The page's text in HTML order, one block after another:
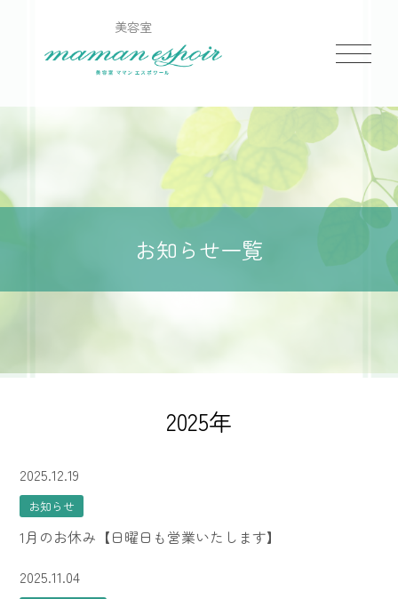
美容室
お知らせ一覧
2025年
2025.12.19
お知らせ
1月のお休み【日曜日も営業いたします】
2025.11.04